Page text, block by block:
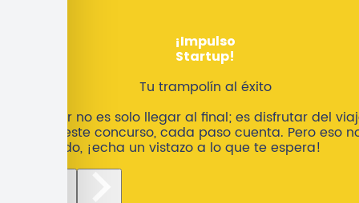
¡Impulso
Startup!
Tu trampolín al éxito
Ganar no es solo llegar al final; es disfrutar del
Y en este concurso, cada paso cuenta. Pero eso
es todo, ¡echa un vistazo a lo que te espera!